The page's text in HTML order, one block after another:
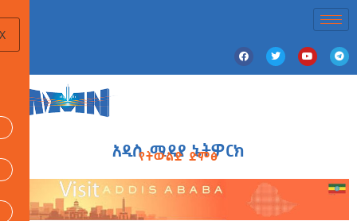
አዲስ ሚዲያ ኔትዎርክ
የትውልድ ድምፅ